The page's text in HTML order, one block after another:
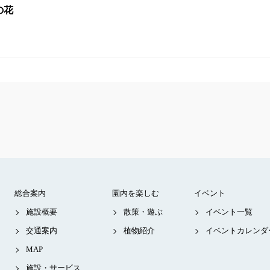
花
総合案内
施設概要
交通案内
MAP
施設・サービス
園内を楽しむ
散策・遊ぶ
植物紹介
イベント
イベント一覧
イベントカレンダ